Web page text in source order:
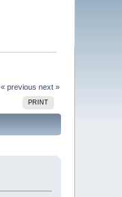
« previous next »
PRINT